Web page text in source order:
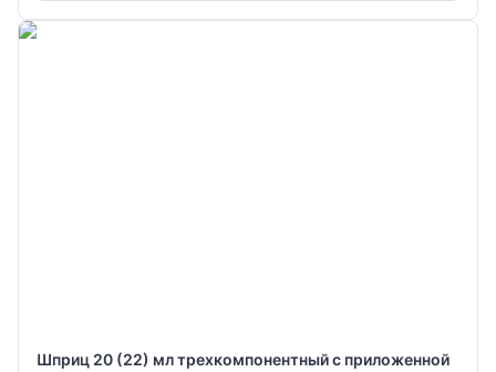
Шприц 20 (22) мл трехкомпонентный с приложенной